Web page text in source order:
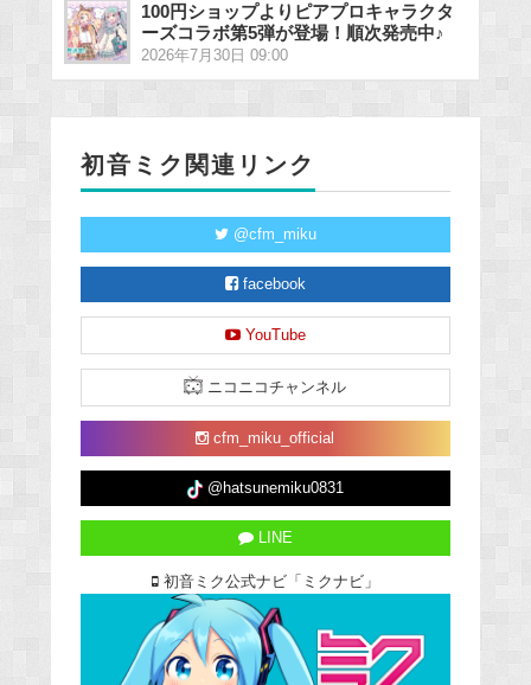
100円ショップよりピアプロキャラクタ
ーズコラボ第5弾が登場！順次発売中♪
2026年7月30日 09:00
初音ミク関連リンク
@cfm_miku
facebook
YouTube
ニコニコチャンネル
cfm_miku_official
@hatsunemiku0831
LINE
初音ミク公式ナビ「ミクナビ」